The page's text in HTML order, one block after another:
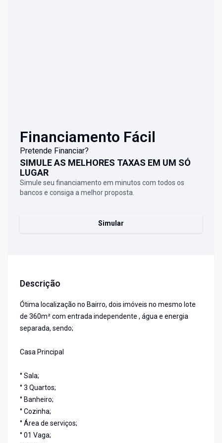
Financiamento Fácil
Pretende Financiar?
SIMULE AS MELHORES TAXAS EM UM SÓ
LUGAR
Simule seu financiamento em minutos com todos os
bancos e consiga a melhor proposta.
Simular
Descrição
Ótima localização no Bairro, dois imóveis no mesmo lote
de 360m² com entrada independente , água e energia
separada, sendo;
Casa Principal
° Sala;
° 3 Quartos;
° Banheiro;
° Cozinha;
° Área de serviços;
° 01 Vaga;